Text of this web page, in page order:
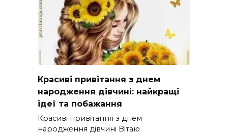
Красиві привітання з днем
народження дівчині: найкращі
ідеї та побажання
Красиві привітання з днем
народження дівчині Вітаю